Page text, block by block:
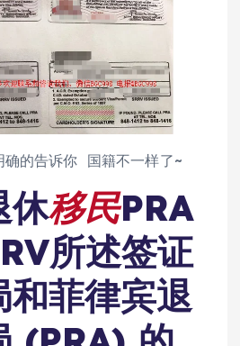
确的告诉你 国籍不一样了~
休移民PRA
所述签证
和菲律宾退